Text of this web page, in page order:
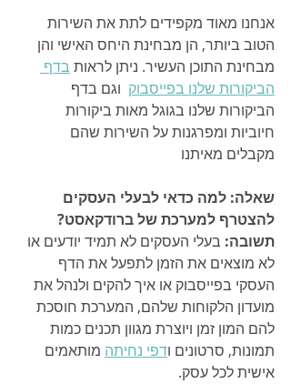
אנחנו מאוד מקפידים לתת את השירות
הטוב ביותר, הן מבחינת היחס האישי והן
מבחינת התוכן העשיר. ניתן לראות בדף
הביקורות שלנו בפייסבוק
  וגם בדף
הביקורות שלנו בגוגל מאות ביקורות
חיוביות ומפרגנות על השירות שהם
מקבלים מאיתנו
שאלה: למה כדאי לבעלי העסקים
להצטרף למערכת של ברודקאסט?
תשובה: בעלי העסקים לא תמיד יודעים או
לא מוצאים את הזמן לתפעל את הדף
העסקי בפייסבוק או איך להקים ולנהל את
מועדון הלקוחות שלהם, המערכת חוסכת
להם המון זמן ויוצרת מגוון תכנים כמות
תמונות, סרטונים ודפי נחיתה מותאמים
אישית לכל עסק.